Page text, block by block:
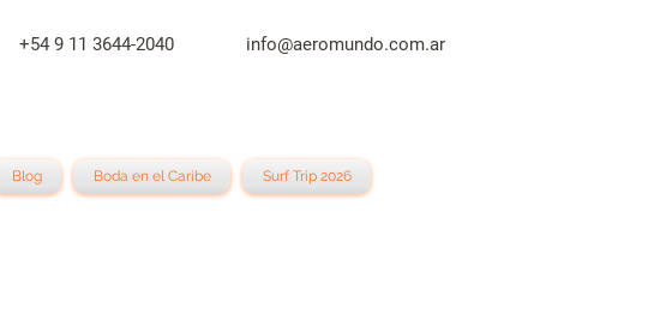
+54 9 11 3644-2040 info@aeromundo.com.ar
Blog Boda en el Caribe Surf Trip 2026